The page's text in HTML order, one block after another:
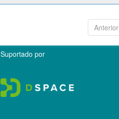
Anterior
Suportado por